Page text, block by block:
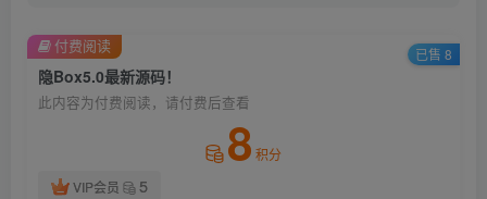
隐Box5.0最新源码！
此内容为付费阅读，请付费后查看
8 积分
VIP会员
5
付费阅读 已售 8